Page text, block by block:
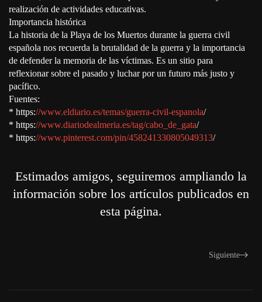
realización de actividades educativas.
Importancia histórica
La historia de la Playa de los Muertos durante la guerra civil
española nos recuerda la brutalidad de la guerra y la importancia
de defender la memoria de las víctimas. Es un sitio para
reflexionar sobre el pasado y luchar por un futuro más justo y
pacífico.
Fuentes:
* https://www.eldiario.es/temas/guerra-civil-espanola/
* https://www.diariodealmeria.es/tag/cabo_de_gata/
* https://www.pinterest.com/pin/458241330805049313/
Estimados amigos, seguiremos ampliando la
información sobre los artículos publicados en
esta página.
Siguiente